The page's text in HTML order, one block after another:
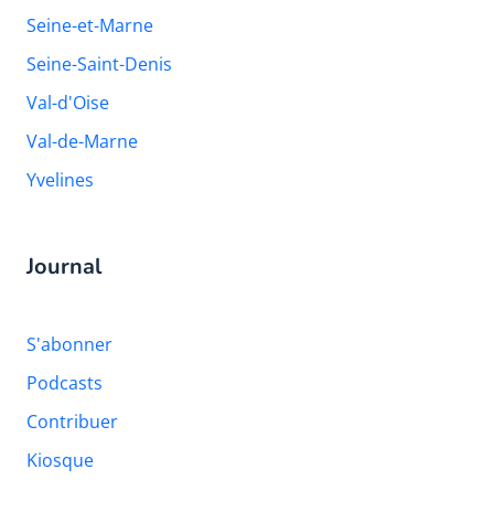
Seine-et-Marne
Seine-Saint-Denis
Val-d'Oise
Val-de-Marne
Yvelines
Journal
S'abonner
Podcasts
Contribuer
Kiosque